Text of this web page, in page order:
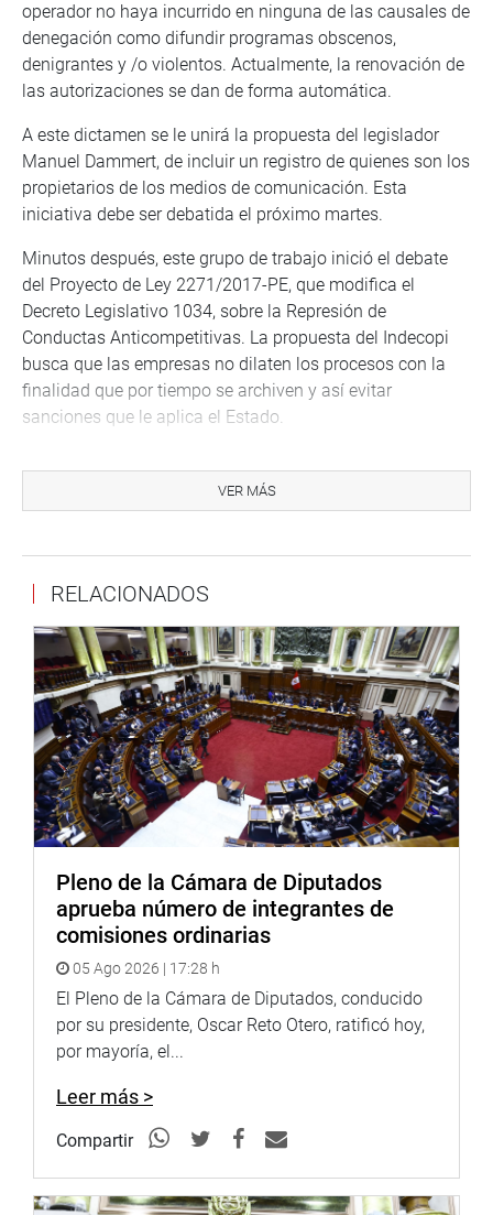
operador no haya incurrido en ninguna de las causales de
denegación como difundir programas obscenos,
denigrantes y /o violentos. Actualmente, la renovación de
las autorizaciones se dan de forma automática.
A este dictamen se le unirá la propuesta del legislador
Manuel Dammert, de incluir un registro de quienes son los
propietarios de los medios de comunicación. Esta
iniciativa debe ser debatida el próximo martes.
Minutos después, este grupo de trabajo inició el debate
del Proyecto de Ley 2271/2017-PE, que modifica el
Decreto Legislativo 1034, sobre la Represión de
Conductas Anticompetitivas. La propuesta del Indecopi
busca que las empresas no dilaten los procesos con la
finalidad que por tiempo se archiven y así evitar
sanciones que le aplica el Estado.
1754/2017-CR, que modifica la Ley General de Transporte
y Tránsito Terrestre, el cual busca establecer criterios para
VER MÁS
RELACIONADOS
Pleno de la Cámara de Diputados
aprueba número de integrantes de
comisiones ordinarias
05 Ago 2026 | 17:28 h
El Pleno de la Cámara de Diputados, conducido
por su presidente, Oscar Reto Otero, ratificó hoy,
por mayoría, el...
Leer más >
Compartir